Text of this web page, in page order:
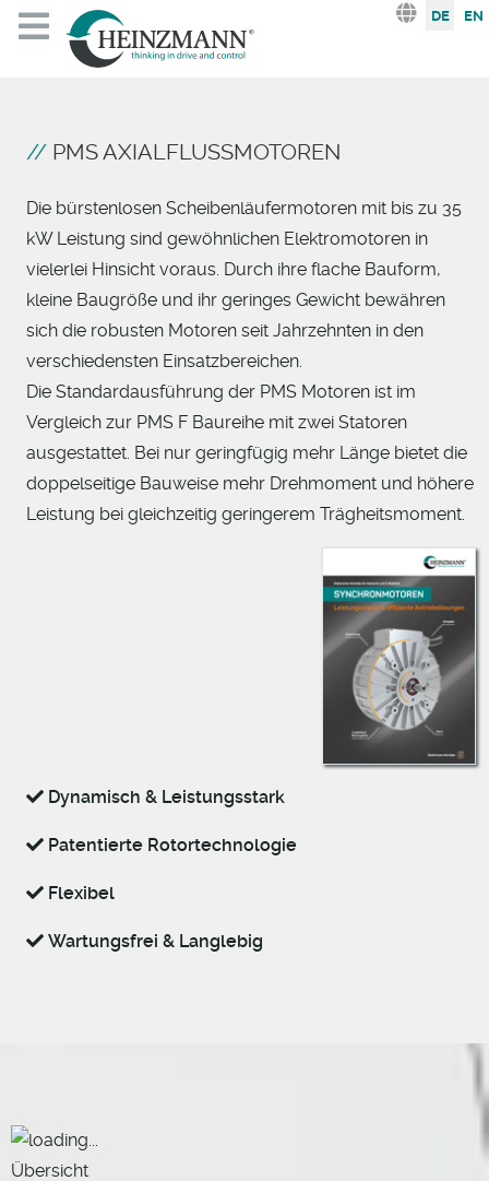
Sprache
DE EN
PMS AXIALFLUSSMOTOREN
Die bürstenlosen Scheibenläufermotoren mit bis zu 35
kW Leistung sind gewöhnlichen Elektromotoren in
vielerlei Hinsicht voraus. Durch ihre flache Bauform,
kleine Baugröße und ihr geringes Gewicht bewähren
sich die robusten Motoren seit Jahrzehnten in den
verschiedensten Einsatzbereichen.
Die Standardausführung der PMS Motoren ist im
Vergleich zur PMS F Baureihe mit zwei Statoren
ausgestattet. Bei nur geringfügig mehr Länge bietet die
doppelseitige Bauweise mehr Drehmoment und höhere
Leistung bei gleichzeitig geringerem Trägheitsmoment.
Dynamisch & Leistungsstark
Patentierte Rotortechnologie
Flexibel
Wartungsfrei & Langlebig
Übersicht